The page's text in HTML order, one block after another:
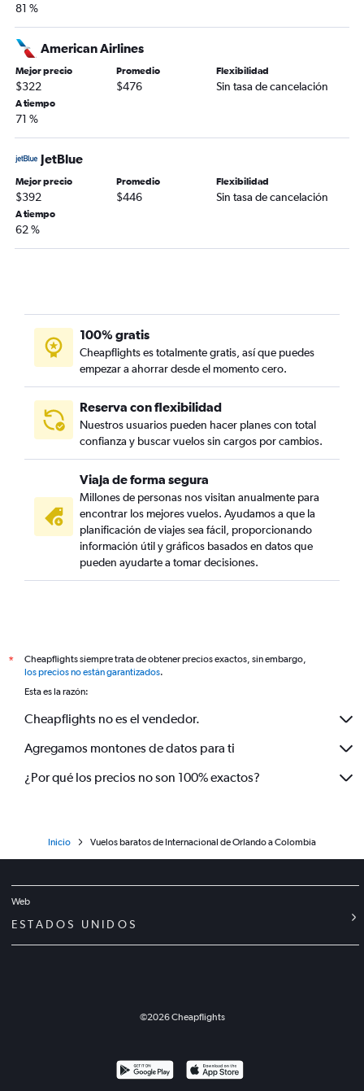
81 %
American Airlines
Mejor precio
$322
Promedio
$476
Flexibilidad
Sin tasa de cancelación
A tiempo
71 %
JetBlue
Mejor precio
$392
Promedio
$446
Flexibilidad
Sin tasa de cancelación
A tiempo
62 %
100% gratis
Cheapflights es totalmente gratis, así que puedes
empezar a ahorrar desde el momento cero.
Reserva con flexibilidad
Nuestros usuarios pueden hacer planes con total
confianza y buscar vuelos sin cargos por cambios.
Viaja de forma segura
Millones de personas nos visitan anualmente para
encontrar los mejores vuelos. Ayudamos a que la
planificación de viajes sea fácil, proporcionando
información útil y gráficos basados en datos que
pueden ayudarte a tomar decisiones.
*
Cheapflights siempre trata de obtener precios exactos, sin embargo,
los precios no están garantizados.
Esta es la razón:
Cheapflights no es el vendedor.
Agregamos montones de datos para ti
¿Por qué los precios no son 100% exactos?
Inicio Vuelos baratos de Internacional de Orlando a Colombia
Web
ESTADOS UNIDOS
©2026Cheapflights